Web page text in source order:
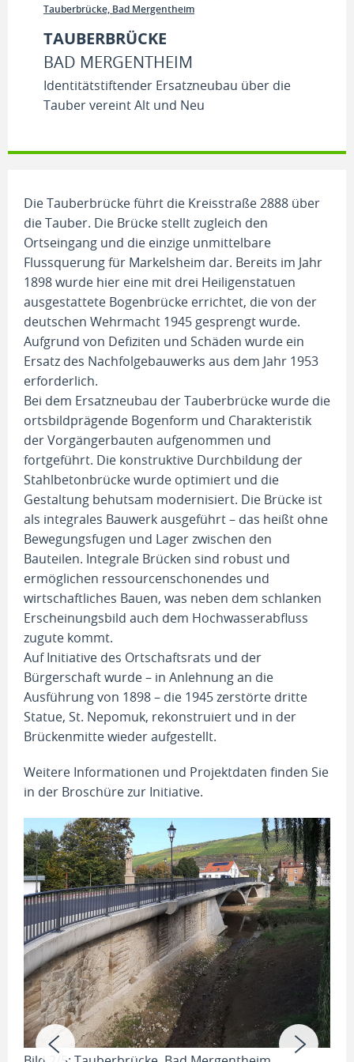
Tauberbrücke, Bad Mergentheim
TAUBERBRÜCKE
BAD MERGENTHEIM
Identitätstiftender Ersatzneubau über die
Tauber vereint Alt und Neu
Die Tauberbrücke führt die Kreisstraße 2888 über
die Tauber. Die Brücke stellt zugleich den
Ortseingang und die einzige unmittelbare
Flussquerung für Markelsheim dar. Bereits im Jahr
1898 wurde hier eine mit drei Heiligenstatuen
ausgestattete Bogenbrücke errichtet, die von der
deutschen Wehrmacht 1945 gesprengt wurde.
Aufgrund von Defiziten und Schäden wurde ein
Ersatz des Nachfolgebauwerks aus dem Jahr 1953
erforderlich.
Bei dem Ersatzneubau der Tauberbrücke wurde die
ortsbildprägende Bogenform und Charakteristik
der Vorgängerbauten aufgenommen und
fortgeführt. Die konstruktive Durchbildung der
Stahlbetonbrücke wurde optimiert und die
Gestaltung behutsam modernisiert. Die Brücke ist
als integrales Bauwerk ausgeführt – das heißt ohne
Bewegungsfugen und Lager zwischen den
Bauteilen. Integrale Brücken sind robust und
ermöglichen ressourcenschonendes und
wirtschaftliches Bauen, was neben dem schlanken
Erscheinungsbild auch dem Hochwasserabfluss
zugute kommt.
Auf Initiative des Ortschaftsrats und der
Bürgerschaft wurde – in Anlehnung an die
Ausführung von 1898 – die 1945 zerstörte dritte
Statue, St. Nepomuk, rekonstruiert und in der
Brückenmitte wieder aufgestellt.
Weitere Informationen und Projektdaten finden Sie
in der Broschüre zur Initiative.